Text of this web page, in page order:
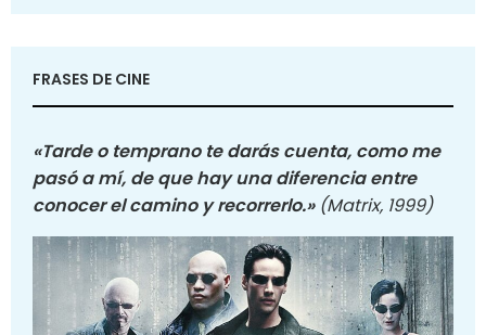
FRASES DE CINE
«Tarde o temprano te darás cuenta, como me
pasó a mí, de que hay una diferencia entre
conocer el camino y recorrerlo.» (Matrix, 1999)